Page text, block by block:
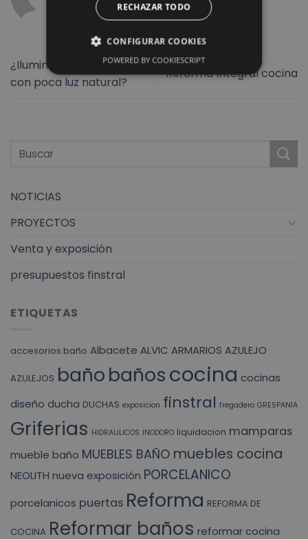
¿Iluminar una habitación
con poca luz natural?
Reforma Integral cocina
NOTICIAS
PROYECTOS
Venta y exposición
presupuestos finstral
ETIQUETAS
accesorios baño Albacete ALVIC ARMARIOS AZULEJO
AZULEJOS bañobañoscocina cocinas
diseño ducha DUCHAS exposicion finstral fregadero GRESPANIA
Griferias HIDRAULICOS INODORO liquidacion mamparas
mueble baño MUEBLES BAÑO muebles cocina
NEOLITH nueva exposición PORCELANICO
porcelanicos puertas Reforma REFORMA DE
COCINA Reformar baños reformar cocina
RECHAZAR TODO
CONFIGURAR COOKIES
POWERED BY COOKIESCRIPT